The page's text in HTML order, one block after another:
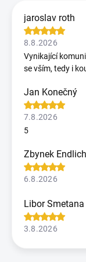
jaroslav roth
8.8.2026
Vynikající
se vším, tedy i
Jan Konečný
7.8.2026
5
Zbynek
6.8.2026
Libor Smetana
3.8.2026